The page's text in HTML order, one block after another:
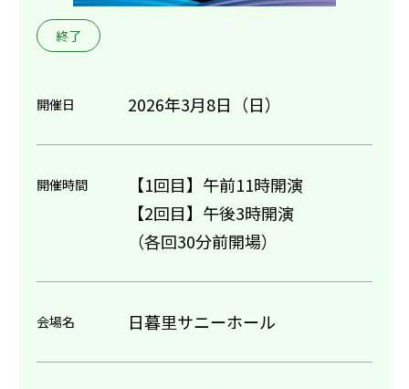
終了
開催日 2026年3月8日（日）
開催時間
【1回目】午前11時開演
【2回目】午後3時開演
（各回30分前開場）
会場名 日暮里サニーホール